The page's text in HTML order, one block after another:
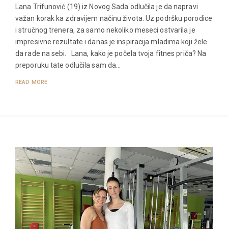
Lana Trifunović (19) iz Novog Sada odlučila je da napravi
važan korak ka zdravijem načinu života. Uz podršku porodice
i stručnog trenera, za samo nekoliko meseci ostvarila je
impresivne rezultate i danas je inspiracija mladima koji žele
da rade na sebi. Lana, kako je počela tvoja fitnes priča? Na
preporuku tate odlučila sam da…
READ MORE